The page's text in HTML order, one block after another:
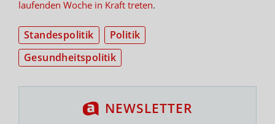
laufenden Woche in Kraft treten.
Standespolitik
Politik
Gesundheitspolitik
NEWSLETTER